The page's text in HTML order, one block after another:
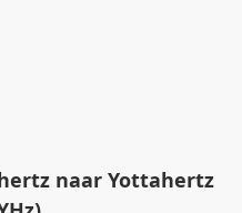
naar Yottahertz